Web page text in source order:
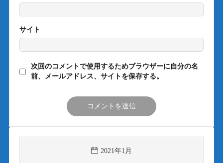
サイト
次回のコメントで使用するためブラウザーに自分の名
前、メールアドレス、サイトを保存する。
2021年1月